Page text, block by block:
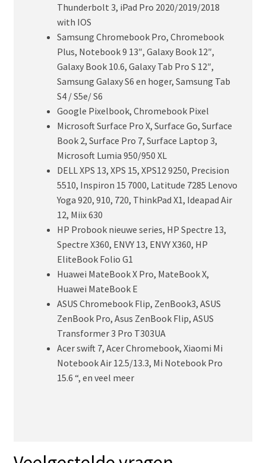
Thunderbolt 3, iPad Pro 2020/2019/2018
with IOS
Samsung Chromebook Pro, Chromebook
Plus, Notebook 9 13″, Galaxy Book 12″,
Galaxy Book 10.6, Galaxy Tab Pro S 12″,
Samsung Galaxy S6 en hoger, Samsung Tab
S4 / S5e/ S6
Google Pixelbook, Chromebook Pixel
Microsoft Surface Pro X, Surface Go, Surface
Book 2, Surface Pro 7, Surface Laptop 3,
Microsoft Lumia 950/950 XL
DELL XPS 13, XPS 15, XPS12 9250, Precision
5510, Inspiron 15 7000, Latitude 7285 Lenovo
Yoga 920, 910, 720, ThinkPad X1, Ideapad Air
12, Miix 630
HP Probook nieuwe series, HP Spectre 13,
Spectre X360, ENVY 13, ENVY X360, HP
EliteBook Folio G1
Huawei MateBook X Pro, MateBook X,
Huawei MateBook E
ASUS Chromebook Flip, ZenBook3, ASUS
ZenBook Pro, Asus ZenBook Flip, ASUS
Transformer 3 Pro T303UA
Acer swift 7, Acer Chromebook, Xiaomi Mi
Notebook Air 12.5/13.3, Mi Notebook Pro
15.6 “, en veel meer